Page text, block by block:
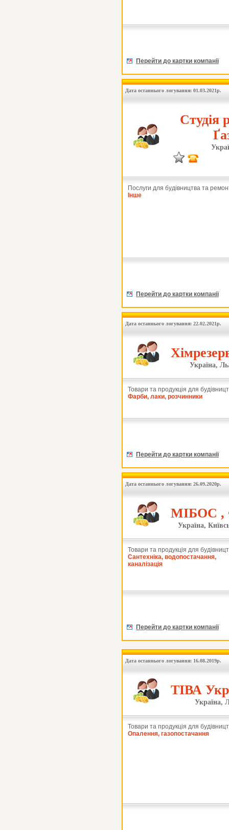
Перейти до картки компанії
Дата останнього логування: 01.03.2021р.
Студія
Послуги для будівництва та
Інше
Перейти до картки компанії
Дата останнього логування: 22.02.2021р.
Україна,
Товари та продукція для
Фарби, лаки, розчинники
Перейти до картки компанії
Дата останнього логування: 26.09.2020р.
МІБОС
Україна,
Товари та продукція для
Сантехніка, водопостачання,
каналізація
Перейти до картки компанії
Дата останнього логування: 16.08.2019р.
ТІВА
Україна,
Товари та продукція для
Опалення, газопостачання